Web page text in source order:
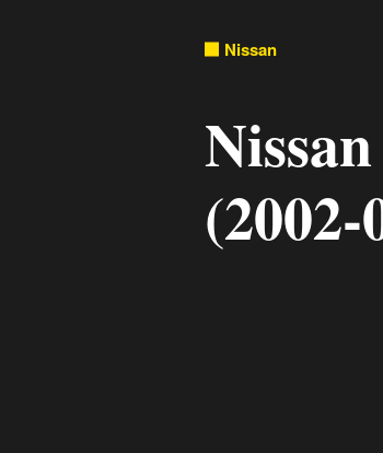
Nissan
(2002-